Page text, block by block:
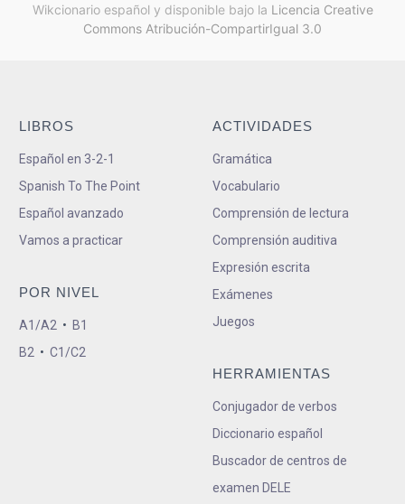
Wikcionario español y disponible bajo la Licencia Creative
Commons Atribución-CompartirIgual 3.0
LIBROS
Español en 3-2-1
Spanish To The Point
Español avanzado
Vamos a practicar
POR NIVEL
A1/A2 • B1
B2 • C1/C2
ACTIVIDADES
Gramática
Vocabulario
Comprensión de lectura
Comprensión auditiva
Expresión escrita
Exámenes
Juegos
HERRAMIENTAS
Conjugador de verbos
Diccionario español
Buscador de centros de
examen DELE